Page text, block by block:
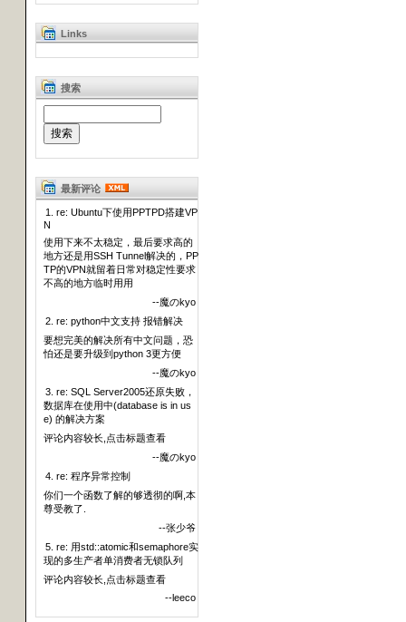
Links
搜索
最新评论
1. re: Ubuntu下使用PPTPD搭建VP
N
使用下来不太稳定，最后要求高的
地方还是用SSH Tunnel解决的，PP
TP的VPN就留着日常对稳定性要求
不高的地方临时用用
--魔のkyo
2. re: python中文支持 报错解决
要想完美的解决所有中文问题，恐
怕还是要升级到python 3更方便
--魔のkyo
3. re: SQL Server2005还原失败，
数据库在使用中(database is in us
e) 的解决方案
评论内容较长,点击标题查看
--魔のkyo
4. re: 程序异常控制
你们一个函数了解的够透彻的啊,本
尊受教了.
--张少爷
5. re: 用std::atomic和semaphore实
现的多生产者单消费者无锁队列
评论内容较长,点击标题查看
--leeco